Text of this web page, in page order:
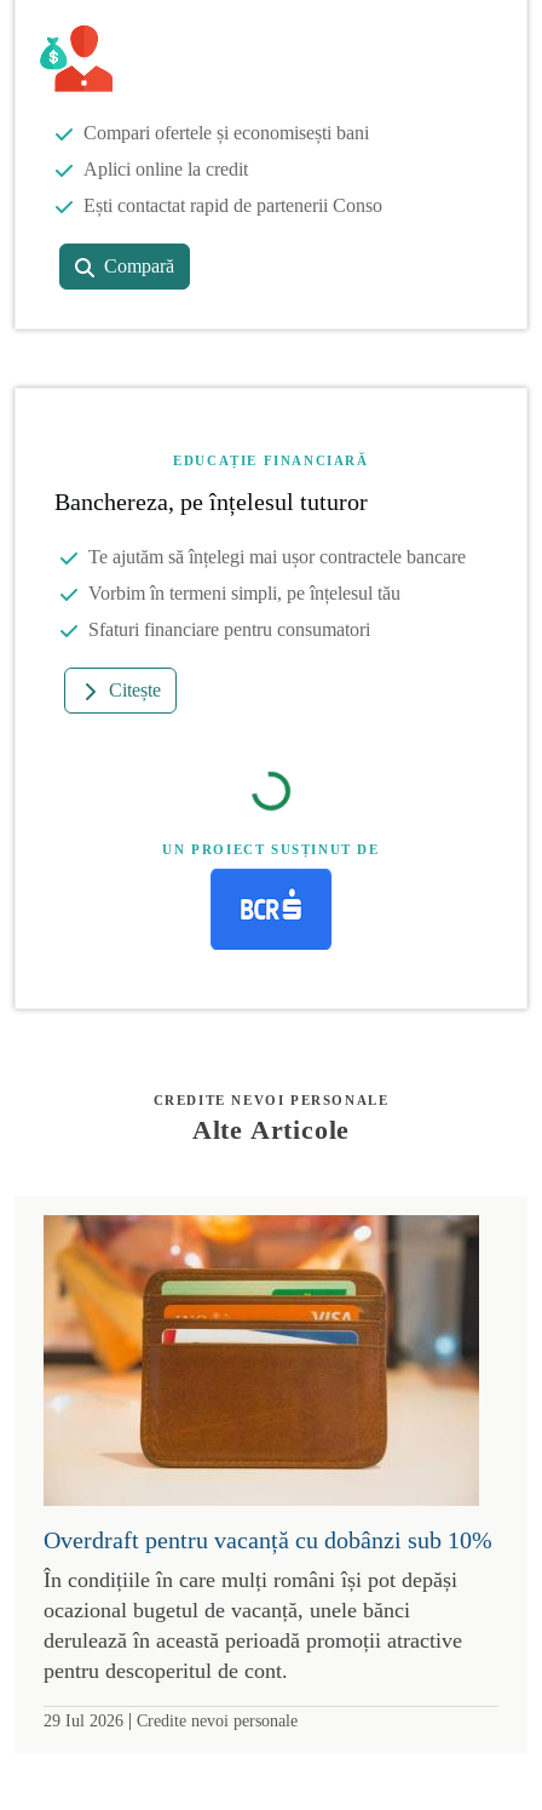
Compari ofertele și economisești bani
Aplici online la credit
Ești contactat rapid de partenerii Conso
Compară
EDUCAȚIE FINANCIARĂ
Banchereza, pe înțelesul tuturor
Te ajutăm să înțelegi mai ușor contractele bancare
Vorbim în termeni simpli, pe înțelesul tău
Sfaturi financiare pentru consumatori
Citește
UN PROIECT SUSȚINUT DE
CREDITE NEVOI PERSONALE
Alte Articole
Overdraft pentru vacanță cu dobânzi sub 10%
În condițiile în care mulți români își pot depăși
ocazional bugetul de vacanță, unele bănci
derulează în această perioadă promoții atractive
pentru descoperitul de cont.
29 Iul 2026 | Credite nevoi personale